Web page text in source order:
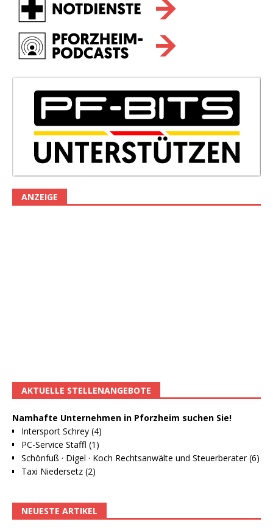
ANZEIGE
AKTUELLE STELLENANGEBOTE
Namhafte Unternehmen in Pforzheim suchen Sie!
Intersport Schrey (4)
PC-Service Staffl (1)
Schönfuß · Digel · Koch Rechtsanwälte und Steuerberater (6)
Taxi Niedersetz (2)
NEUESTE ARTIKEL